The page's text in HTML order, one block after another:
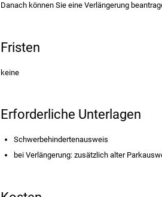
Danach können Sie eine Verlängerung
Fristen
keine
Erforderliche Unterlagen
Schwerbehindertenausweis
bei Verlängerung: zusätzlich alter